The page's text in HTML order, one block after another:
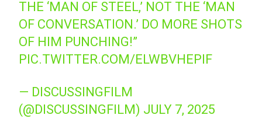
THE ‘MAN OF STEEL,’ NOT THE ‘MAN
OF CONVERSATION.’ DO MORE SHOTS
OF HIM PUNCHING!”
PIC.TWITTER.COM/ELWBVHEPIF
— DISCUSSINGFILM
(@DISCUSSINGFILM) JULY 7, 2025